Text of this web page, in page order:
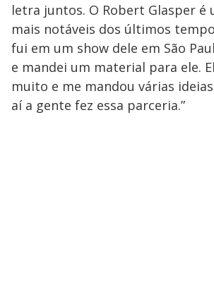
letra juntos. O Robert Glasper é
mais notáveis dos últimos
fui em um show dele em São
e mandei um material para ele.
muito e me mandou várias
aí a gente fez essa parceria.”